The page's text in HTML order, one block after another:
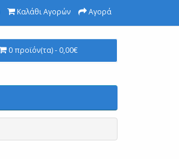
Καλάθι Αγορών Αγορά
0 προϊόν(τα) - 0,00€